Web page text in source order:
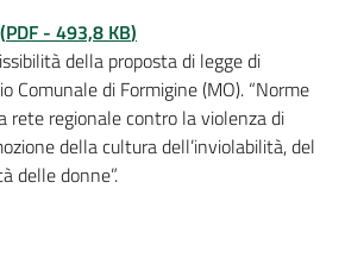
(PDF - 493,8 KB)
della proposta di legge di
Comunale di Formigine (MO). “Norme
rete regionale contro la violenza di
della cultura dell’inviolabilità, del
delle donne”.